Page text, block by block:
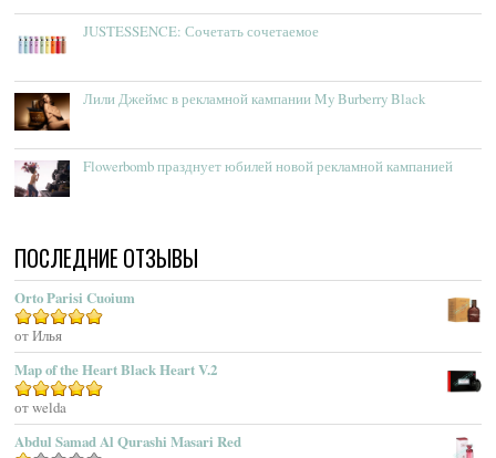
Acca Kappa
Acqua Dell’Elba
Acqua Di Monaco
Acqua Di Parma
Acqua Di Sardegna
Acqua Di Stresa
Adam Levine
Adamo Parfum
Adidas
Adolfo Dominguez
Adrienne Vittadini
Aedes De Venustas
JUSTESSENCE: Сочетать сочетаемое
Лили Джеймс в рекламной кампании My Burberry Black
Flowerbomb празднует юбилей новой рекламной кампанией
ПОСЛЕДНИЕ ОТЗЫВЫ
Orto Parisi Cuoium
Оценка
от Илья
Map of the Heart Black Heart V.2
Оценка5
от welda
Abdul Samad Al Qurashi Masari Red